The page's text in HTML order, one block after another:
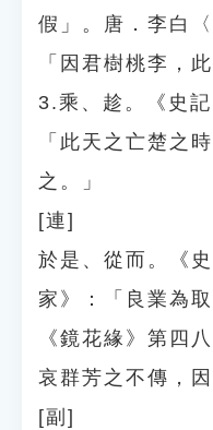
假」。唐．李白
「因君樹桃李，
3.乘、趁。《史
「此天之亡楚之
之。」
[連]
於是、從而。《
家》：「良業為
《鏡花緣》第四
哀群芳之不傳，因
[副]